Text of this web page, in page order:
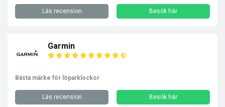
Läs recension Besök här
Garmin
Bästa märke för löparklockor
Läs recension Besök här